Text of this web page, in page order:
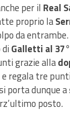
per il Real
proprio la
da
diGalletti al 37°
grazie alla
regala tre
porta dunque a
posto.